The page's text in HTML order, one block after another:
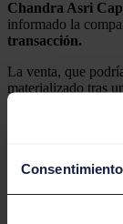
Consentimiento
Chandra Asri
informado la
transacción.
La venta, que
materializado tras
que Shell anunciara
Como parte del